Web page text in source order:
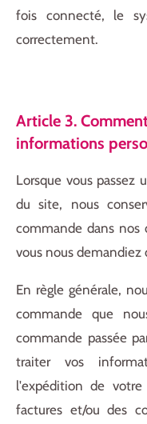
fois connecté, le
correctement.
Article 3.
informations
Lorsque vous passez
du site, nous
commande dans nos
vous nous demandiez
En règle générale,
commande que
commande passée
traiter vos
l'expédition de
factures et/ou des